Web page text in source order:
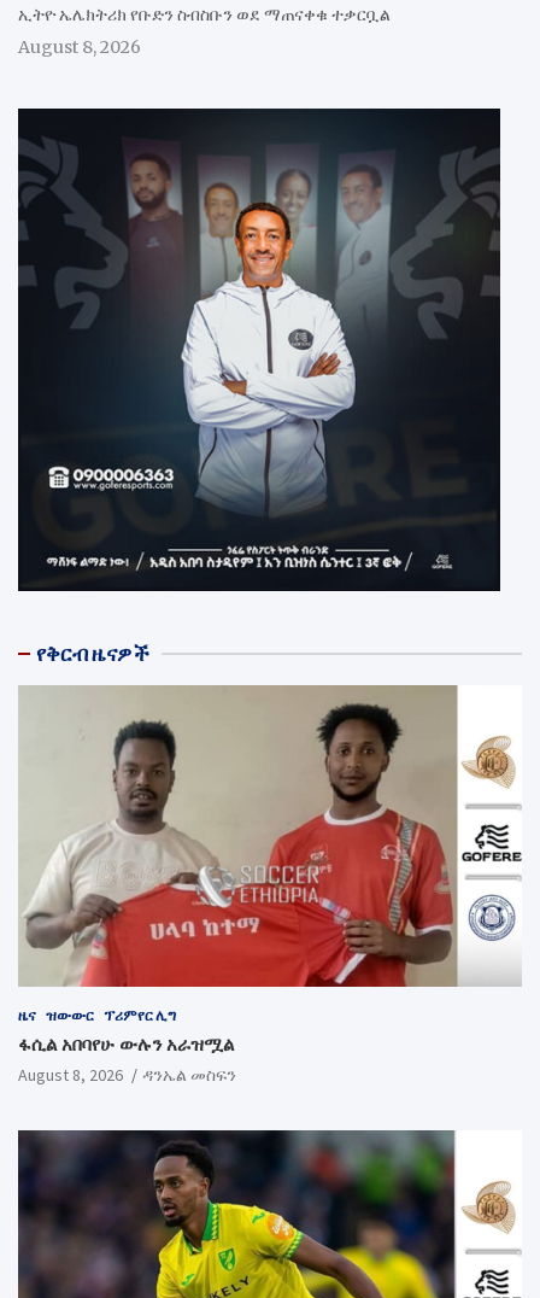
ኢትዮ ኤሌክትሪክ የቡድን ስብስቡን ወደ ማጠናቀቁ ተቃርቧል
August 8, 2026
የቅርብ ዜናዎች
ዜና ዝውውር ፕሪምየር ሊግ
ፋሲል አበባየሁ ውሉን አራዝሟል
August 8, 2026 ዳንኤል መስፍን